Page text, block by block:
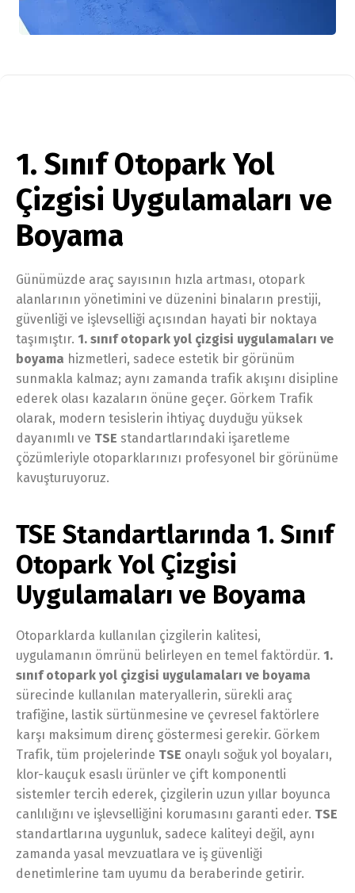
1. Sınıf Otopark Yol
Çizgisi Uygulamaları ve
Boyama
Günümüzde araç sayısının hızla artması, otopark
alanlarının yönetimini ve düzenini binaların prestiji,
güvenliği ve işlevselliği açısından hayati bir noktaya
taşımıştır. 1. sınıf otopark yol çizgisi uygulamaları ve
boyama hizmetleri, sadece estetik bir görünüm
sunmakla kalmaz; aynı zamanda trafik akışını disipline
ederek olası kazaların önüne geçer. Görkem Trafik
olarak, modern tesislerin ihtiyaç duyduğu yüksek
dayanımlı ve TSE standartlarındaki işaretleme
çözümleriyle otoparklarınızı profesyonel bir görünüme
kavuşturuyoruz.
TSE Standartlarında 1. Sınıf
Otopark Yol Çizgisi
Uygulamaları ve Boyama
Otoparklarda kullanılan çizgilerin kalitesi,
uygulamanın ömrünü belirleyen en temel faktördür. 1.
sınıf otopark yol çizgisi uygulamaları ve boyama
sürecinde kullanılan materyallerin, sürekli araç
trafiğine, lastik sürtünmesine ve çevresel faktörlere
karşı maksimum direnç göstermesi gerekir. Görkem
Trafik, tüm projelerinde TSE onaylı soğuk yol boyaları,
klor-kauçuk esaslı ürünler ve çift komponentli
sistemler tercih ederek, çizgilerin uzun yıllar boyunca
canlılığını ve işlevselliğini korumasını garanti eder. TSE
standartlarına uygunluk, sadece kaliteyi değil, aynı
zamanda yasal mevzuatlara ve iş güvenliği
denetimlerine tam uyumu da beraberinde getirir.